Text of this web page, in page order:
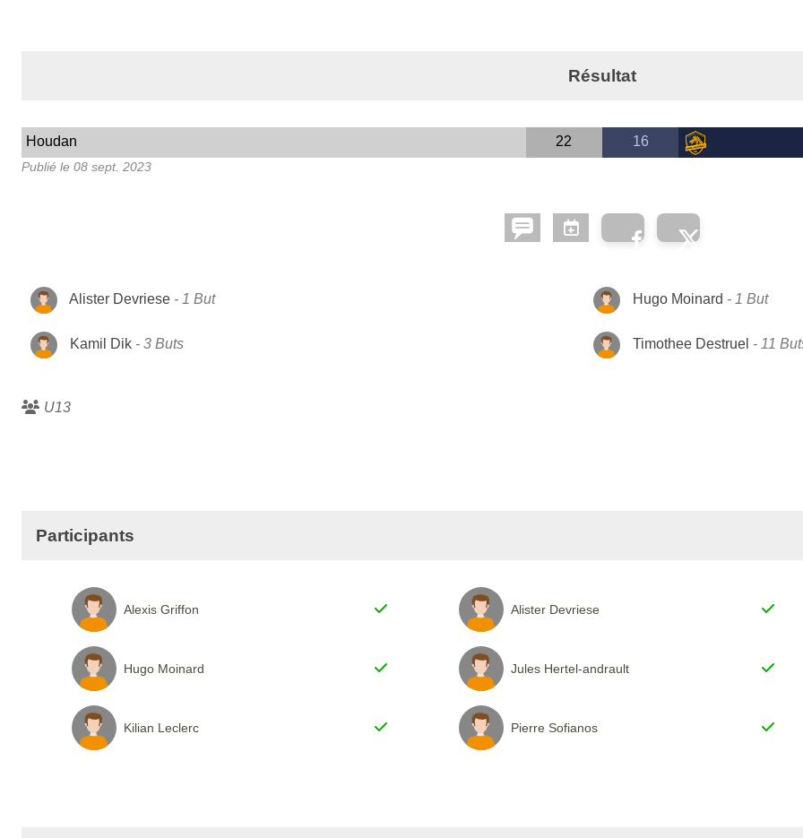
Résultat
Houdan 22 16
Publié le 08 sept. 2023
Alister Devriese 1 But Hugo Moinard 1 But
Kamil Dik 3 Buts Timothee Destruel 11
U13
Participants
Alexis Griffon Alister Devriese
Hugo Moinard Jules Hertel-andrault
Kilian Leclerc Pierre Sofianos